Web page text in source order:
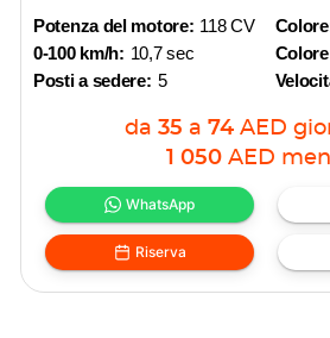
Potenza del motore: 118 CV
0-100 km/h: 10,7 sec
Posti a sedere: 5
da 35 a 74 AED
1 050 AED
WhatsApp
Riserva